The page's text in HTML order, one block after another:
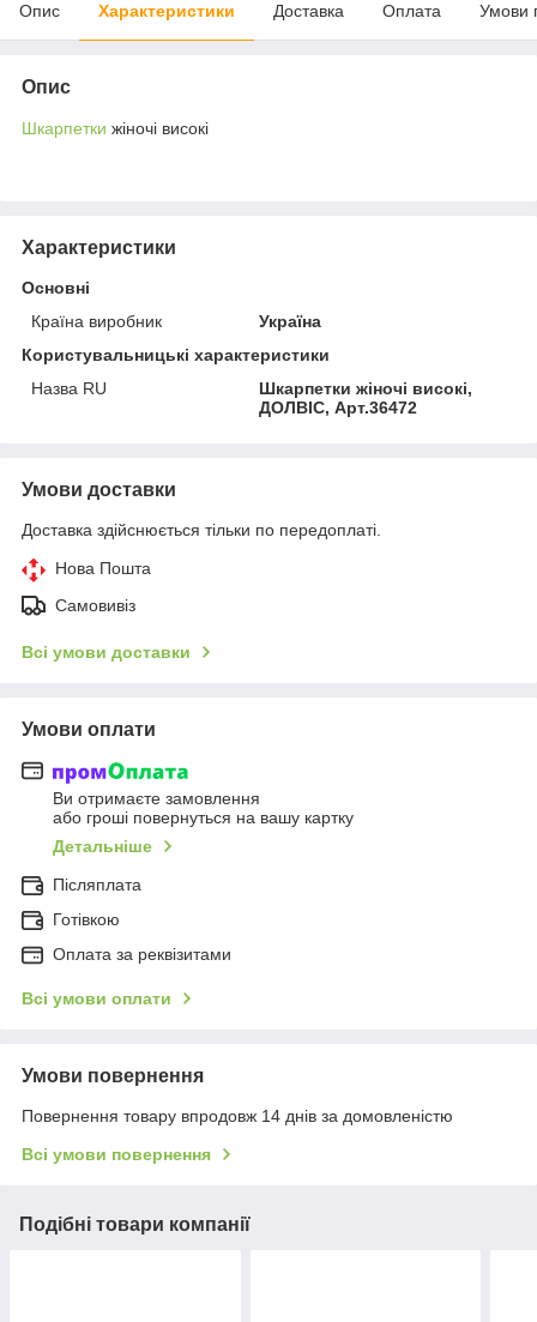
Опис Характеристики Доставка Оплата Умови
Опис
Шкарпетки жіночі високі
Характеристики
Основні
Країна виробник
Україна
Користувальницькі характеристики
Назва RU
Шкарпетки жіночі високі,
ДОЛВІС, Арт.36472
Умови доставки
Доставка здійснюється тільки по передоплаті.
Нова Пошта
Самовивіз
Всі умови доставки
Умови оплати
Ви отримаєте замовлення
або гроші повернуться на вашу картку
Детальніше
Післяплата
Готівкою
Оплата за реквізитами
Всі умови оплати
Умови повернення
Повернення товару впродовж 14 днів за домовленістю
Всі умови повернення
Подібні товари компанії